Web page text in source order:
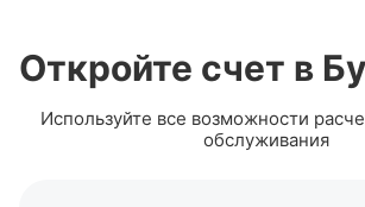
Откройте счет в
Используйте все возможности
обслуживания